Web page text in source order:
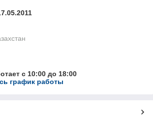
с 10:00 до 18:00
график работы